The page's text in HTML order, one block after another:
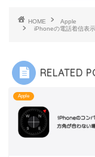
HOME
Apple
iPhoneの電話着信表
RELATED
Apple